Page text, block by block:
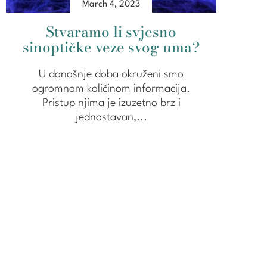
March 4, 2023
Stvaramo li svjesno
sinoptičke veze svog uma?
U današnje doba okruženi smo
ogromnom količinom informacija.
Pristup njima je izuzetno brz i
jednostavan,...